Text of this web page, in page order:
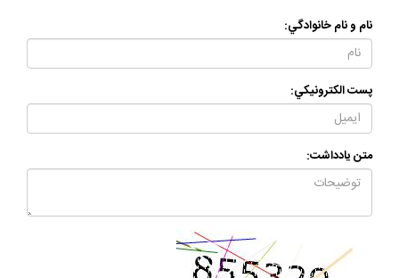
نام و نام خانوادگي:
پست الكترونيكي:
متن يادداشت: